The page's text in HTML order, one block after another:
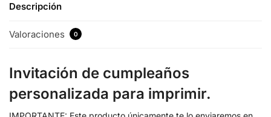
Descripción
Valoraciones 0
Invitación de cumpleaños
personalizada para imprimir.